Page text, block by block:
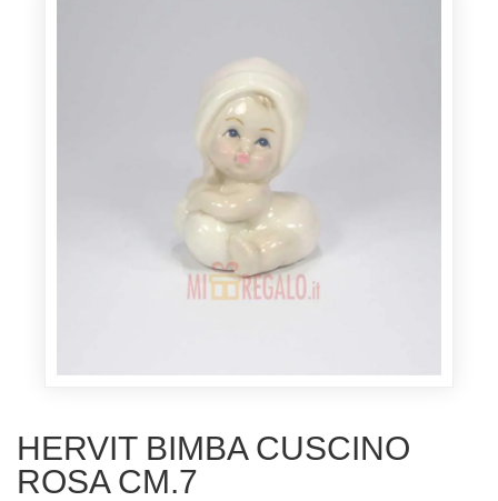
HERVIT BIMBA CUSCINO
ROSA CM.7